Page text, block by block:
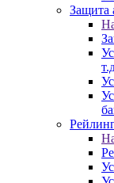
Защита